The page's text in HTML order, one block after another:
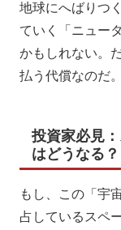
地球にへばりつ
ていく「ニュー
かもしれない。
払う代償なのだ。
投資家必見
はどうなる？
もし、この「宇
占しているスペ